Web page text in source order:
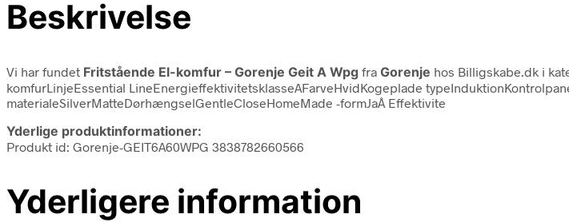
Beskrivelse
Vi har fundet Fritstående El-komfur – Gorenje Geit A Wpg fra Gorenje hos Billigskabe.dk i
komfurLinjeEssential LineEnergieffektivitetsklasseAFarveHvidKogeplade
materialeSilverMatteDørhængselGentleCloseHomeMade -formJaÂ Effektivite
Yderlige produktinformationer:
Produkt id: Gorenje-GEIT6A60WPG 3838782660566
Yderligere information